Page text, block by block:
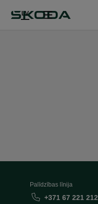
LV
Palīdzības līnija
+371 67 221 212